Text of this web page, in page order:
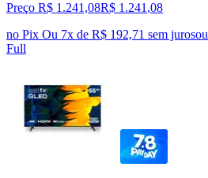
Preço R$ 1.241,08R$ 1.241 ,08
no Pix Ou 7x de R$ 192,71 sem jurosou
Full